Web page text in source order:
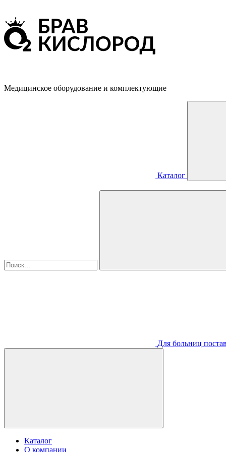
Медицинское оборудование и комплектующие
Каталог
Для больниц
Каталог
О компании